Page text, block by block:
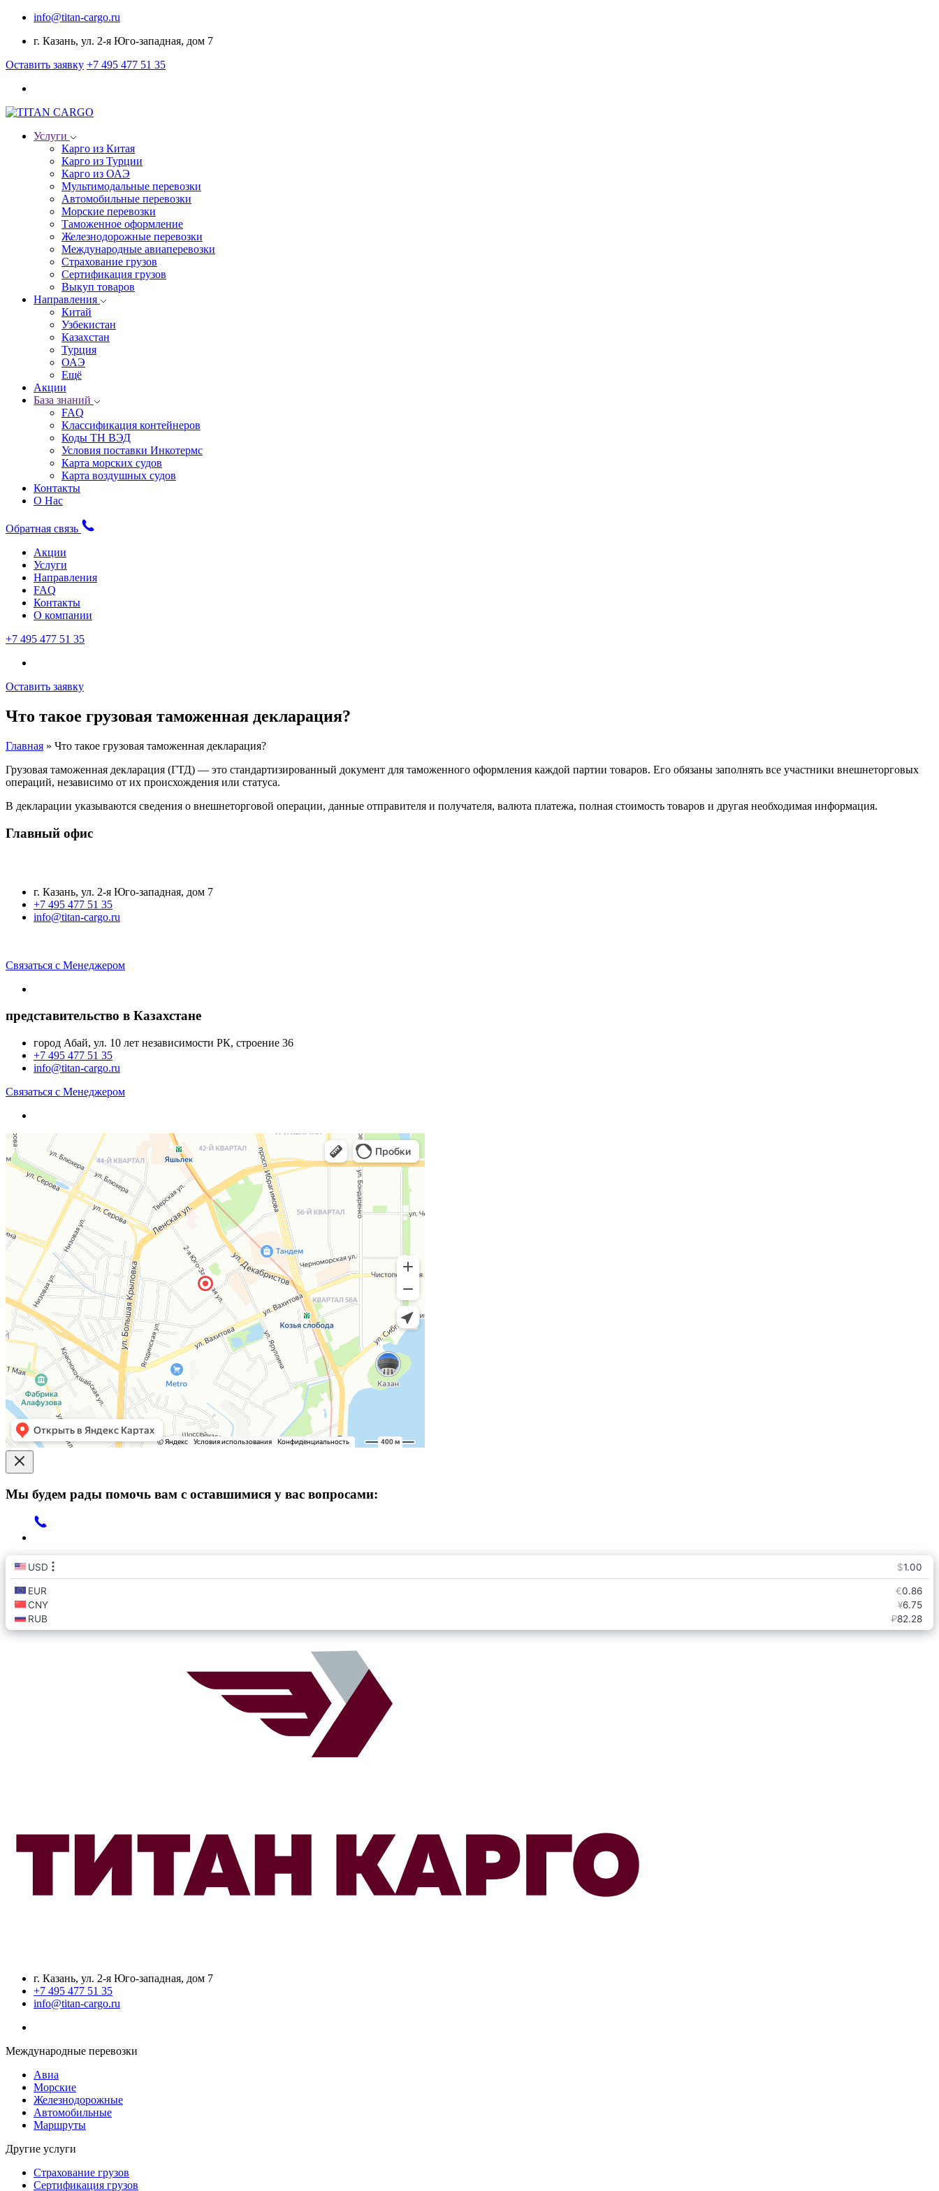
info@titan-cargo.ru
г. Казань, ул. 2-я Юго-западная, дом 7
Оставить заявку +7 495 477 51 35
Услуги
Карго из Китая
Карго из Турции
Карго из ОАЭ
Мультимодальные перевозки
Автомобильные перевозки
Морские перевозки
Таможенное оформление
Железнодорожные перевозки
Международные авиаперевозки
Страхование грузов
Сертификация грузов
Выкуп товаров
Направления
Китай
Узбекистан
Казахстан
Турция
ОАЭ
Ещё
Акции
База знаний
FAQ
Классификация контейнеров
Коды ТН ВЭД
Условия поставки Инкотермс
Карта морских судов
Карта воздушных судов
Контакты
О Нас
Обратная связь
Акции
Услуги
Направления
FAQ
Контакты
О компании
+7 495 477 51 35
Оставить заявку
Что такое грузовая таможенная декларация?
Главная » Что такое грузовая таможенная декларация?
Грузовая таможенная декларация (ГТД) — это стандартизированный документ для таможенного оформления каждой партии товаров. Его обязаны заполнять все участники внешнеторговых
операций, независимо от их происхождения или статуса.
В декларации указываются сведения о внешнеторговой операции, данные отправителя и получателя, валюта платежа, полная стоимость товаров и другая необходимая информация.
Главный офис
г. Казань, ул. 2-я Юго-западная, дом 7
+7 495 477 51 35
info@titan-cargo.ru
Связаться с Менеджером
представительство в Казахстане
город Абай, ул. 10 лет независимости РК, строение 36
+7 495 477 51 35
info@titan-cargo.ru
Связаться с Менеджером
Мы будем рады помочь вам с оставшимися у вас вопросами:
г. Казань, ул. 2-я Юго-западная, дом 7
+7 495 477 51 35
info@titan-cargo.ru
Международные перевозки
Авиа
Морские
Железнодорожные
Автомобильные
Маршруты
Другие услуги
Страхование грузов
Сертификация грузов